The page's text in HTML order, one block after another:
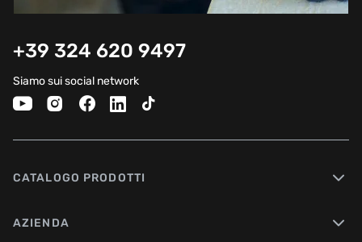
+39 324 620 9497
Siamo sui social network
CATALOGO PRODOTTI
AZIENDA